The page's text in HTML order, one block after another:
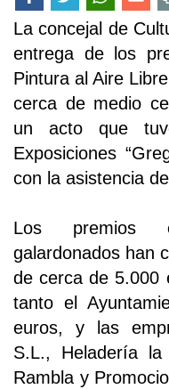
La concejal de
entrega de los
Pintura al Aire
cerca de medio
un acto que
Exposiciones
con la asistencia
Los premios
galardonados han
de cerca de 5.000
tanto el
euros, y las
S.L., Heladería
Rambla y